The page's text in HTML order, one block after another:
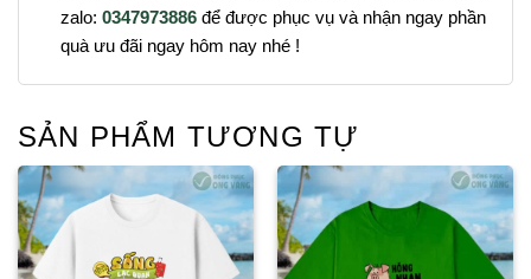
zalo: 0347973886để được phục vụ và nhận ngay phần
quà ưu đãi ngay hôm nay nhé !
SẢN PHẨM TƯƠNG TỰ